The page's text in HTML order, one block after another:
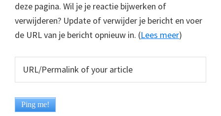
deze pagina. Wil je je reactie bijwerken of
verwijderen? Update of verwijder je bericht en voer
de URL van je bericht opnieuw in. (Lees meer)